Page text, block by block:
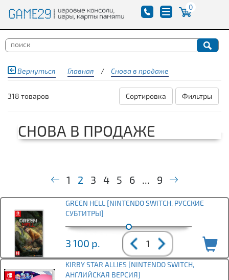
0
Вернуться Главная / Снова в продаже
318 товаров Фильтры
Сортировка
СНОВА В ПРОДАЖЕ
1 2 3 4 5 6 ... 9
GREEN HELL [NINTENDO SWITCH, РУССКИЕ
СУБТИТРЫ]
3 100 р.
KIRBY STAR ALLIES [NINTENDO SWITCH,
АНГЛИЙСКАЯ ВЕРСИЯ]